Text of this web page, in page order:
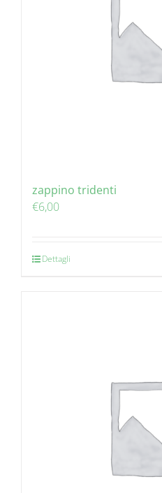
zappino tridenti
€6,00
Dettagli